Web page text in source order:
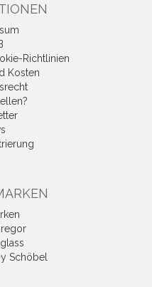
Richtlinien
Kosten
Schöbel